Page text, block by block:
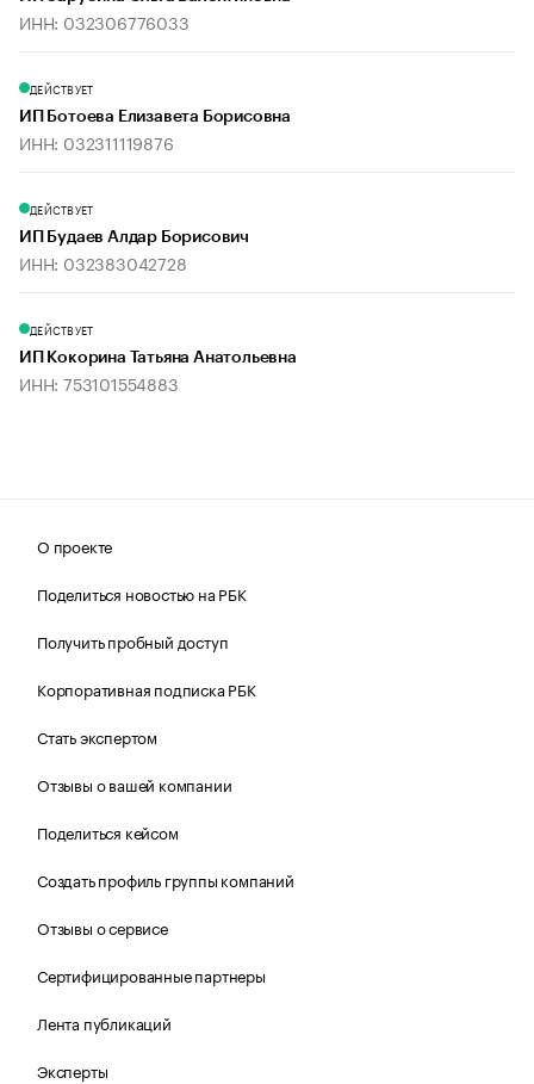
ИНН: 032306776033
ДЕЙСТВУЕТ
ИП Ботоева Елизавета Борисовна
ИНН: 032311119876
ДЕЙСТВУЕТ
ИП Будаев Алдар Борисович
ИНН: 032383042728
ДЕЙСТВУЕТ
ИП Кокорина Татьяна Анатольевна
ИНН: 753101554883
О проекте
Поделиться новостью на РБК
Получить пробный доступ
Корпоративная подписка РБК
Стать экспертом
Отзывы о вашей компании
Поделиться кейсом
Создать профиль группы компаний
Отзывы о сервисе
Сертифицированные партнеры
Лента публикаций
Эксперты